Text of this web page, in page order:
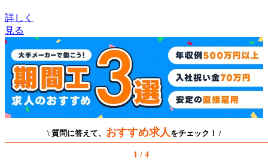
詳しく
見る
\ 質問に答えて、 おすすめ求人 をチェック！ /
1 / 4